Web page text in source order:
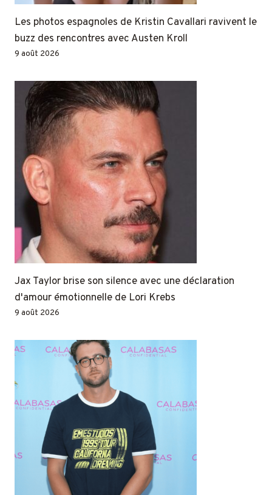
Les photos espagnoles de Kristin Cavallari ravivent le
buzz des rencontres avec Austen Kroll
9 août 2026
Jax Taylor brise son silence avec une déclaration
d'amour émotionnelle de Lori Krebs
9 août 2026